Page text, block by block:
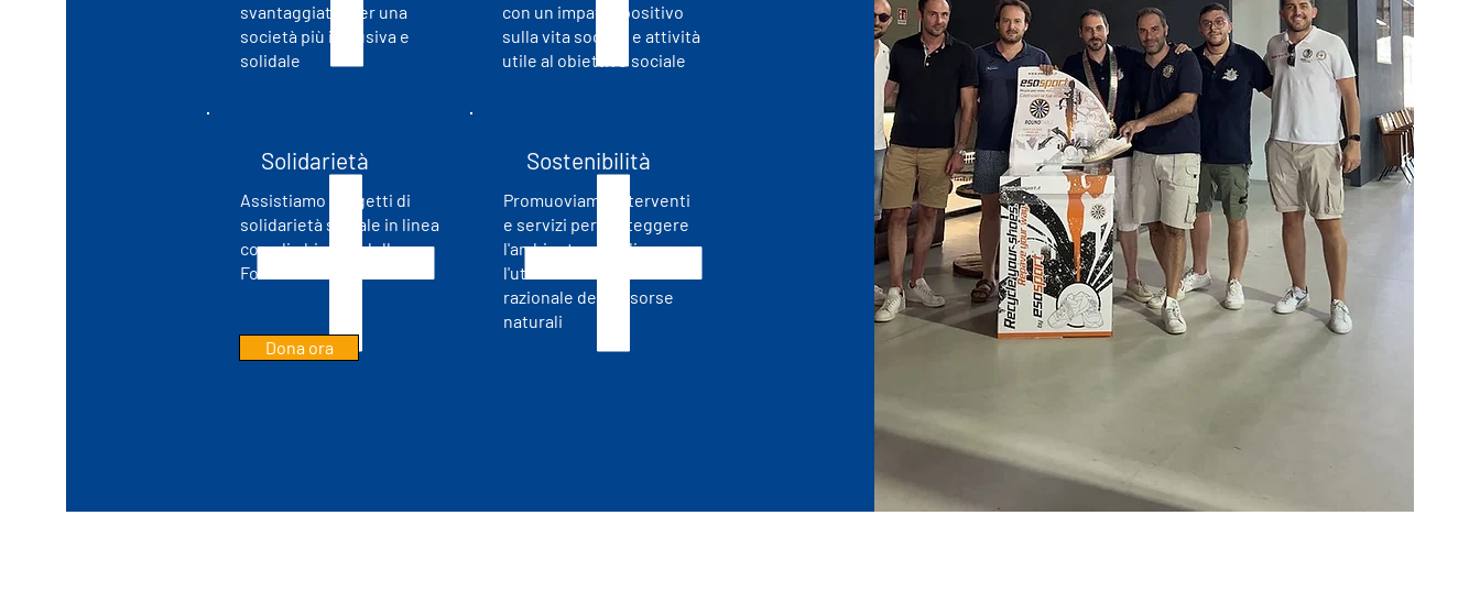
svantaggiate, per una
società più inclusiva e
solidale
con un impatto positivo
sulla vita sociale e attività
utile al obiettivo sociale
Solidarietà
Assistiamo progetti di
solidarietà sociale in linea
con gli obiettivi della
Fondazione
Dona ora
Sostenibilità
Promuoviamo interventi
e servizi per proteggere
l'ambiente e migliorare
l'utilizzo consapevole e
razionale delle risorse
naturali